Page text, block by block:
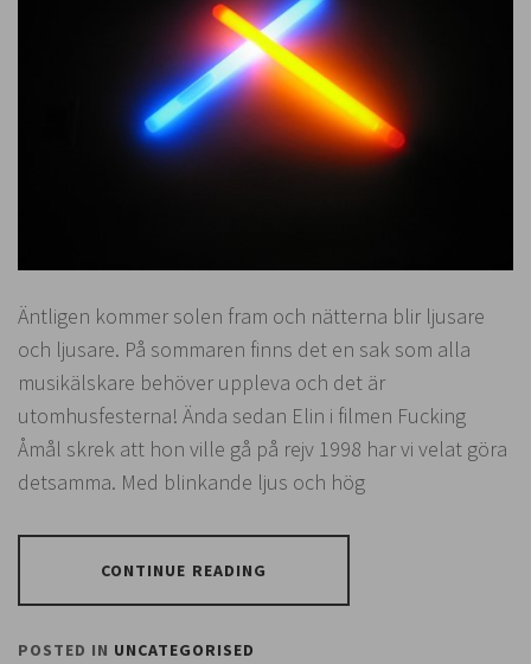
Äntligen kommer solen fram och nätterna blir ljusare
och ljusare. På sommaren finns det en sak som alla
musikälskare behöver uppleva och det är
utomhusfesterna! Ända sedan Elin i filmen Fucking
Åmål skrek att hon ville gå på rejv 1998 har vi velat göra
detsamma. Med blinkande ljus och hög
CONTINUE READING
POSTED IN UNCATEGORISED